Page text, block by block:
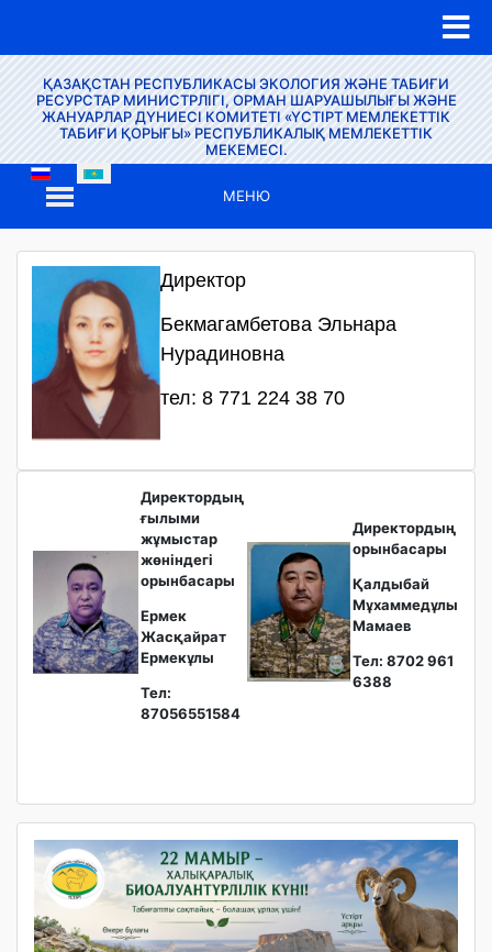
ҚАЗАҚСТАН РЕСПУБЛИКАСЫ ЭКОЛОГИЯ ЖӘНЕ ТАБИҒИ
РЕСУРСТАР МИНИСТРЛІГІ, ОРМАН ШАРУАШЫЛЫҒЫ ЖӘНЕ
ЖАНУАРЛАР ДҮНИЕСІ КОМИТЕТІ «ҮСТІРТ МЕМЛЕКЕТТІК
ТАБИҒИ ҚОРЫҒЫ» РЕСПУБЛИКАЛЫҚ МЕМЛЕКЕТТІК
МЕКЕМЕСІ.
МЕНЮ
Директор
Бекмагамбетова Эльнара
Нурадиновна
тел: 8 771 224 38 70
Директордың
ғылыми
жұмыстар
жөніндегі
орынбасары
Ермек
Жасқайрат
Ермекұлы
Тел:
87056551584
Директордың
орынбасары
Қалдыбай
Мұхаммедұлы
Мамаев
Тел: 8702 961
6388